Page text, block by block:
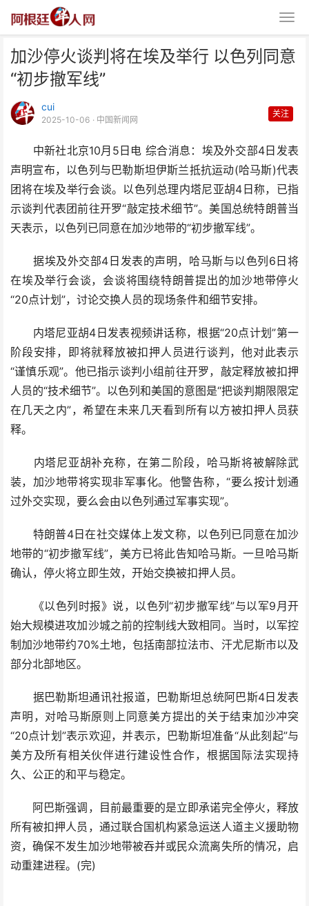
加沙停火谈判将在埃及举行 以色列同意
“初步撤军线”
cui
2025-10-06 · 中国新闻网
关注
中新社北京10月5日电 综合消息：埃及外交部4日发表
声明宣布，以色列与巴勒斯坦伊斯兰抵抗运动(哈马斯)代表
团将在埃及举行会谈。以色列总理内塔尼亚胡4日称，已指
示谈判代表团前往开罗“敲定技术细节”。美国总统特朗普当
天表示，以色列已同意在加沙地带的“初步撤军线”。
据埃及外交部4日发表的声明，哈马斯与以色列6日将
在埃及举行会谈，会谈将围绕特朗普提出的加沙地带停火
“20点计划”，讨论交换人员的现场条件和细节安排。
内塔尼亚胡4日发表视频讲话称，根据“20点计划”第一
阶段安排，即将就释放被扣押人员进行谈判，他对此表示
“谨慎乐观”。他已指示谈判小组前往开罗，敲定释放被扣押
人员的“技术细节”。以色列和美国的意图是“把谈判期限限定
在几天之内”，希望在未来几天看到所有以方被扣押人员获
释。
内塔尼亚胡补充称，在第二阶段，哈马斯将被解除武
装，加沙地带将实现非军事化。他警告称，“要么按计划通
过外交实现，要么会由以色列通过军事实现”。
特朗普4日在社交媒体上发文称，以色列已同意在加沙
地带的“初步撤军线”，美方已将此告知哈马斯。一旦哈马斯
确认，停火将立即生效，开始交换被扣押人员。
《以色列时报》说，以色列“初步撤军线”与以军9月开
始大规模进攻加沙城之前的控制线大致相同。当时，以军控
制加沙地带约70%土地，包括南部拉法市、汗尤尼斯市以及
部分北部地区。
据巴勒斯坦通讯社报道，巴勒斯坦总统阿巴斯4日发表
声明，对哈马斯原则上同意美方提出的关于结束加沙冲突
“20点计划”表示欢迎，并表示，巴勒斯坦准备“从此刻起”与
美方及所有相关伙伴进行建设性合作，根据国际法实现持
久、公正的和平与稳定。
阿巴斯强调，目前最重要的是立即承诺完全停火，释放
所有被扣押人员，通过联合国机构紧急运送人道主义援助物
资，确保不发生加沙地带被吞并或民众流离失所的情况，启
动重建进程。(完)
加沙停火谈判将在埃及举行 以色
列同意“初步撤军线”